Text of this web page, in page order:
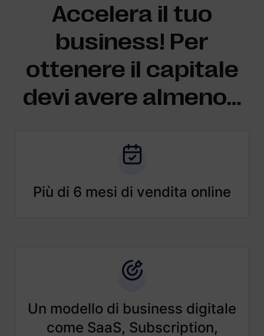
Accelera il tuo
business! Per
ottenere il capitale
devi avere almeno…
Più di 6 mesi di vendita online
Un modello di business digitale
come SaaS, Subscription,